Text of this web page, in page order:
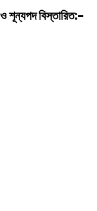
শূন্যপদ বিস্তারিত:-